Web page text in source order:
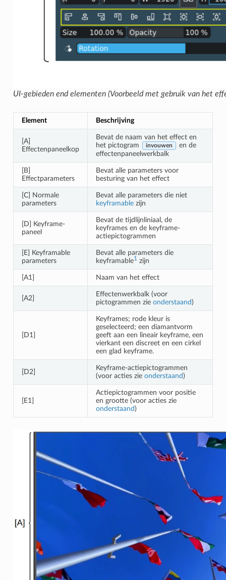
UI-gebieden end elementen (Voorbeeld met gebruik van het
Element Beschrijving
[A]
Effectenpaneelkop
Bevat de naam van het effect en
het pictogram
invouwen
en de
effectenpaneelwerkbalk
[B]
Effectparameters
Bevat alle parameters voor
besturing van het effect
[C] Normale
parameters
Bevat alle parameters die niet
keyframablezijn
[D] Keyframe-
paneel
Bevat de tijdlijnliniaal, de
keyframes en de keyframe-
actiepictogrammen
[E] Keyframable
parameters
Bevat alle parameters die
keyframable1 zijn
[A1] Naam van het effect
[A2]
Effectenwerkbalk (voor
pictogrammen zie onderstaand)
[D1]
Keyframes; rode kleur is
geselecteerd; een diamantvorm
geeft aan een lineair keyframe, een
vierkant een discreet en een cirkel
een glad keyframe.
[D2]
Keyframe-actiepictogrammen
(voor acties zie onderstaand)
[E1]
Actiepictogrammen voor positie
en grootte (voor acties zie
onderstaand)